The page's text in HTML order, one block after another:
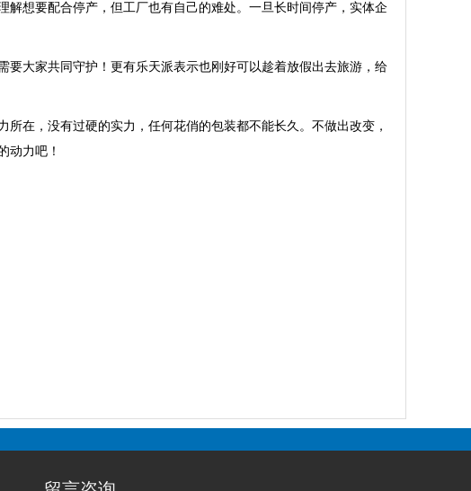
想要配合停产，但工厂也有自己的难处。一旦长时间停产，实体企
大家共同守护！更有乐天派表示也刚好可以趁着放假出去旅游，给
在，没有过硬的实力，任何花俏的包装都不能长久。不做出改变，
动力吧！